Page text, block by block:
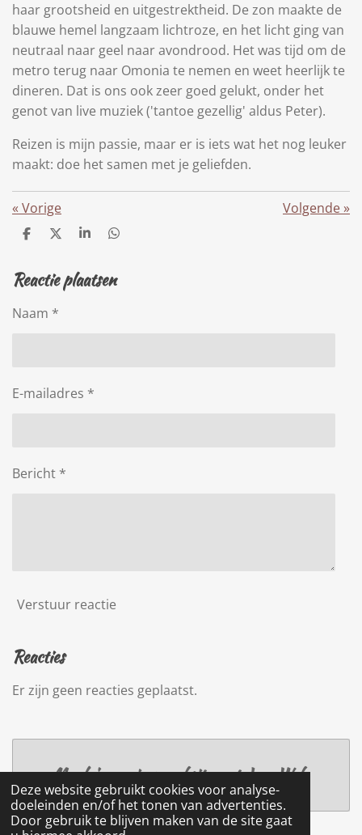
Deze website gebruikt cookies voor analyse-
doeleinden en/of het tonen van advertenties.
Door gebruik te blijven maken van de site gaat
haar grootsheid en uitgestrektheid. De zon maakte de
blauwe hemel langzaam lichtroze, en het licht ging van
neutraal naar geel naar avondrood. Het was tijd om de
metro terug naar Omonia te nemen en weet heerlijk te
dineren. Dat is ons ook zeer goed gelukt, onder het
genot van live muziek ('tantoe gezellig' aldus Peter).
Reizen is mijn passie, maar er is iets wat het nog leuker
maakt: doe het samen met je geliefden.
« Vorige Volgende»
D
e
n
D
l
S
r
e
D
e
n
Reactie plaatsen
Naam *
E-mailadres *
Bericht *
Verstuur reactie
Reacties
Er zijn geen reacties geplaatst.
Maak jouw eigen website met JouwWeb